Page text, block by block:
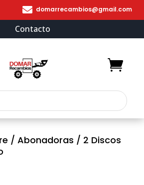
 domarrecambios@gmail.com
Contacto
/ Abonadoras / 2 Discos